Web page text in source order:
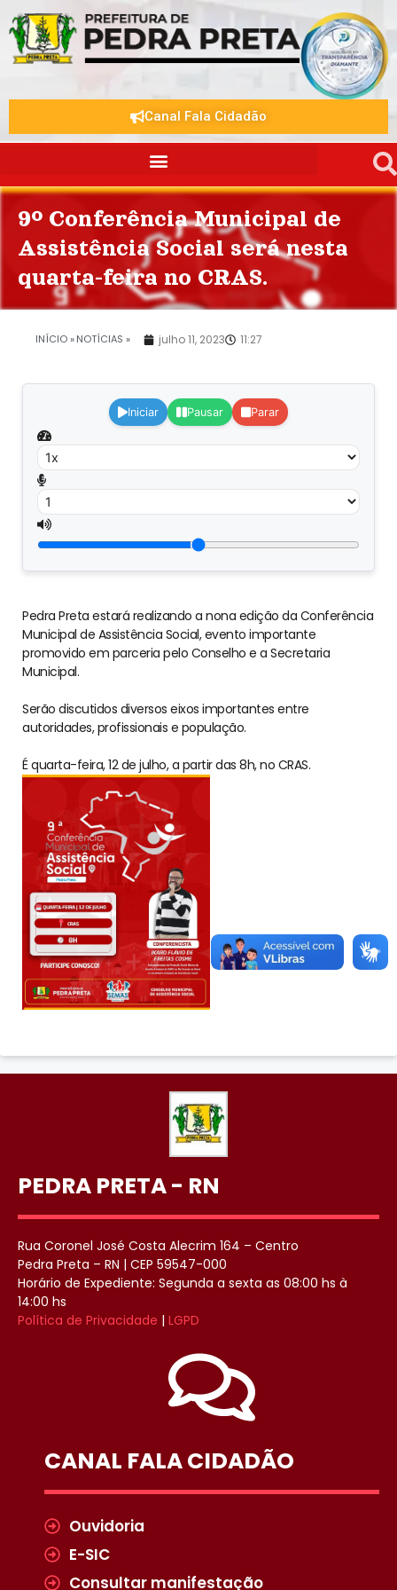
Canal Fala Cidadão
9º Conferência Municipal de
Assistência Social será nesta
quarta-feira no CRAS.
julho 11, 2023 11:27
INÍCIO »NOTÍCIAS »
Iniciar Pausar Parar
Pedra Preta estará realizando a nona edição da Conferência
Municipal de Assistência Social, evento importante
promovido em parceria pelo Conselho e a Secretaria
Municipal.
Serão discutidos diversos eixos importantes entre
autoridades, profissionais e população.
É quarta-feira, 12 de julho, a partir das 8h, no CRAS.
PEDRA PRETA - RN
Rua Coronel José Costa Alecrim 164 – Centro
Pedra Preta – RN | CEP 59547-000
Horário de Expediente: Segunda a sexta as 08:00 hs à
14:00 hs
Política de Privacidade | LGPD
CANAL FALA CIDADÃO
Ouvidoria
E-SIC
Consultar manifestação